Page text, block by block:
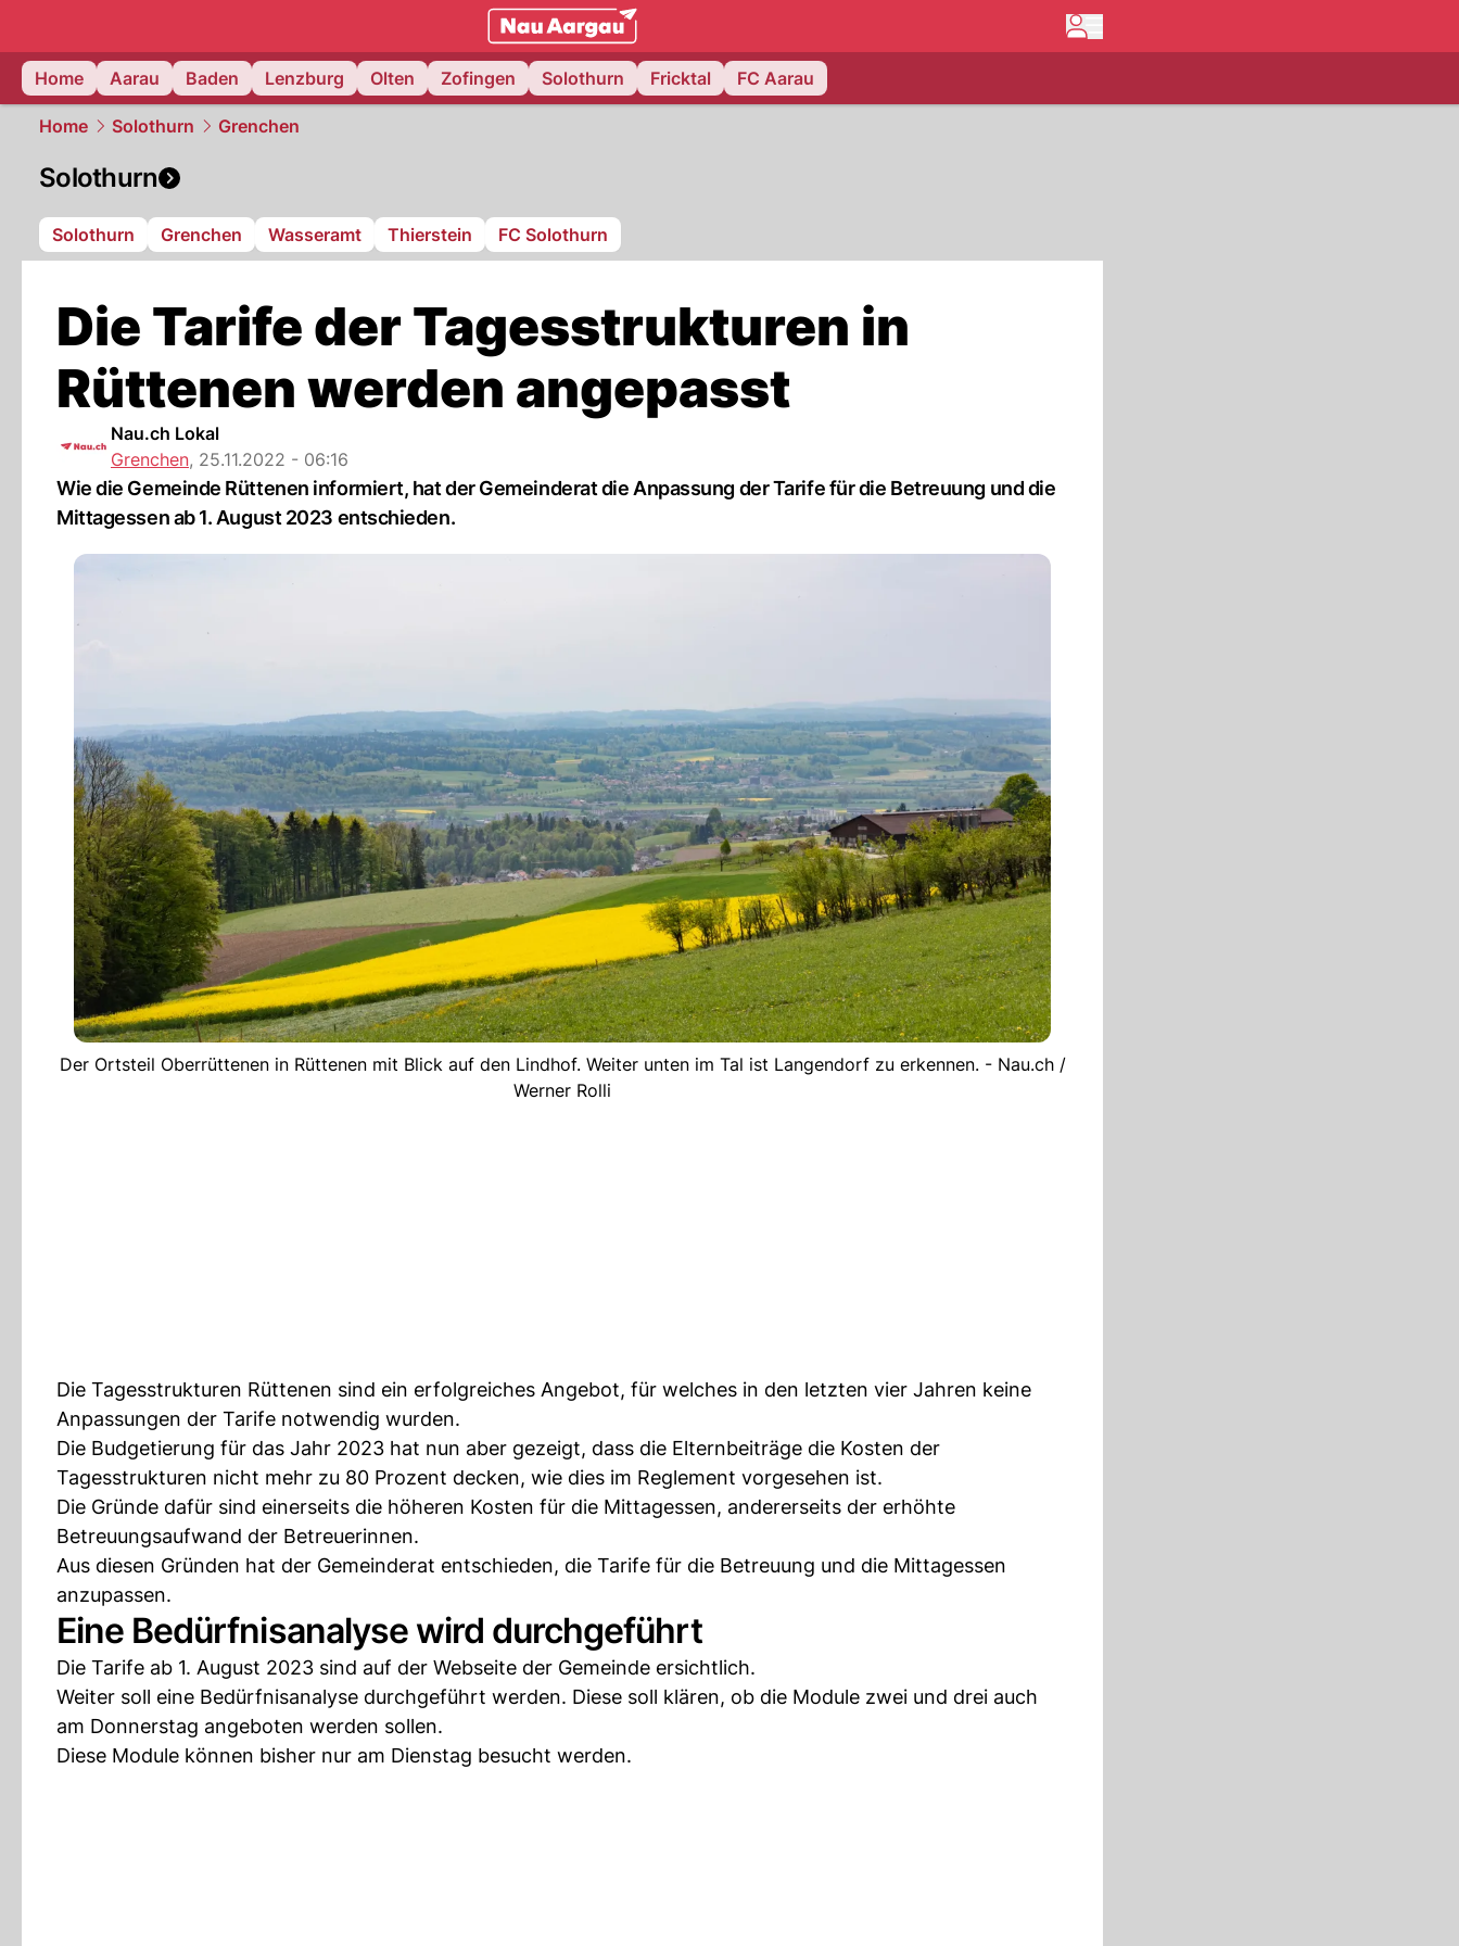
mittelland.NAU.ch
Home
Aarau Baden Lenzburg Olten Zofingen Solothurn Fricktal FC Aarau
Home Solothurn Grenchen
Solothurn
Solothurn Grenchen Wasseramt Thierstein FC Solothurn
Die Tarife der Tagesstrukturen in
Rüttenen werden angepasst
Nau.ch Lokal
Grenchen, 25.11.2022 - 06:16
Wie die Gemeinde Rüttenen informiert, hat der Gemeinderat die Anpassung der Tarife für die Betreuung und die
Mittagessen ab 1. August 2023 entschieden.
Der Ortsteil Oberrüttenen in Rüttenen mit Blick auf den Lindhof. Weiter unten im Tal ist Langendorf zu erkennen. - Nau.ch /
Werner Rolli
Die Tagesstrukturen Rüttenen sind ein erfolgreiches Angebot, für welches in den letzten vier Jahren keine
Anpassungen der Tarife notwendig wurden.
Die Budgetierung für das Jahr 2023 hat nun aber gezeigt, dass die Elternbeiträge die Kosten der
Tagesstrukturen nicht mehr zu 80 Prozent decken, wie dies im Reglement vorgesehen ist.
Die Gründe dafür sind einerseits die höheren Kosten für die Mittagessen, andererseits der erhöhte
Betreuungsaufwand der Betreuerinnen.
Aus diesen Gründen hat der Gemeinderat entschieden, die Tarife für die Betreuung und die Mittagessen
anzupassen.
Eine Bedürfnisanalyse wird durchgeführt
Die Tarife ab 1. August 2023 sind auf der Webseite der Gemeinde ersichtlich.
Weiter soll eine Bedürfnisanalyse durchgeführt werden. Diese soll klären, ob die Module zwei und drei auch
am Donnerstag angeboten werden sollen.
Diese Module können bisher nur am Dienstag besucht werden.